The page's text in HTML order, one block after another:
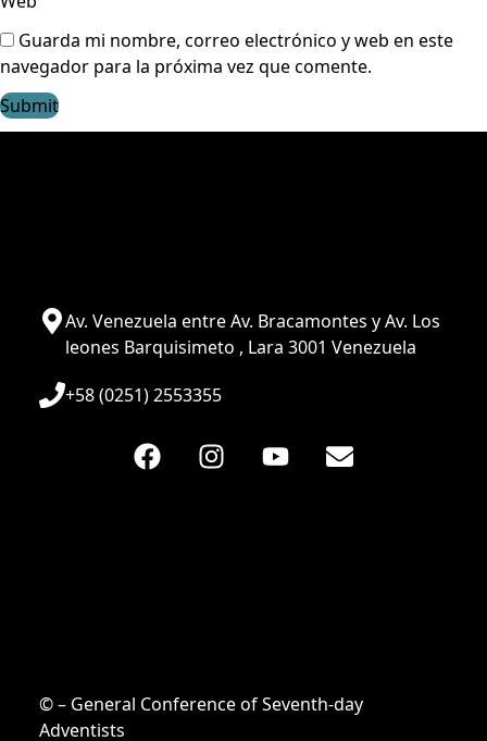
Guarda mi nombre, correo electrónico y web en este
navegador para la próxima vez que comente.
Av. Venezuela entre Av. Bracamontes y Av. Los
leones Barquisimeto , Lara 3001 Venezuela
+58 (0251) 2553355
© – General Conference of Seventh-day
Adventists